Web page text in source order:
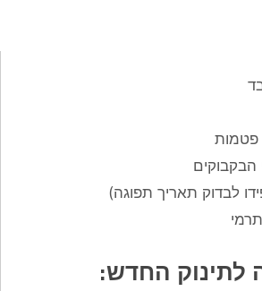
הבקבוקים
לבדוק תאריך תפוגה)
לתינוק החדש: